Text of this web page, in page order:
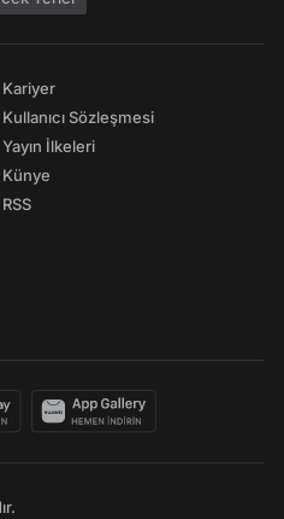
Kariyer
Kullanıcı Sözleşmesi
Yayın İlkeleri
Künye
RSS